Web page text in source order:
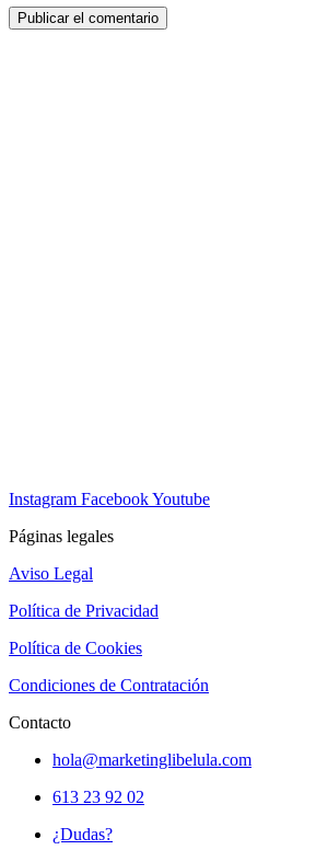
Instagram FacebookYoutube
Páginas legales
Aviso Legal
Política de Privacidad
Política de Cookies
Condiciones de Contratación
Contacto
hola@marketinglibelula.com
613 23 92 02
¿Dudas?